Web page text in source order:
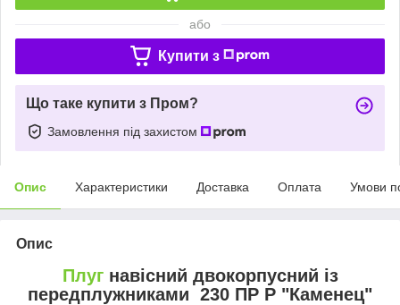
або
Купити з
Що таке купити з Пром?
Замовлення під захистом
Опис Характеристики Доставка Оплата Умови
Опис
Плугнавісний двокорпусний із
передплужниками 230 ПР Р "Каменец"